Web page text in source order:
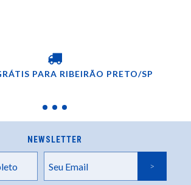
PARA RIBEIRÃO PRETO/SP
NEWSLETTER